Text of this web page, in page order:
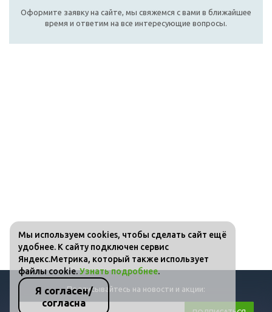
Оформите заявку на сайте, мы свяжемся с вами в ближайшее
время и ответим на все интересующие вопросы.
Подписывайтесь на новости и акции:
Мы используем cookies, чтобы сделать сайт ещё
удобнее. К сайту подключен сервис
Яндекс.Метрика, который также использует
файлы cookie.Узнать подробнее.
Я согласен/
согласна